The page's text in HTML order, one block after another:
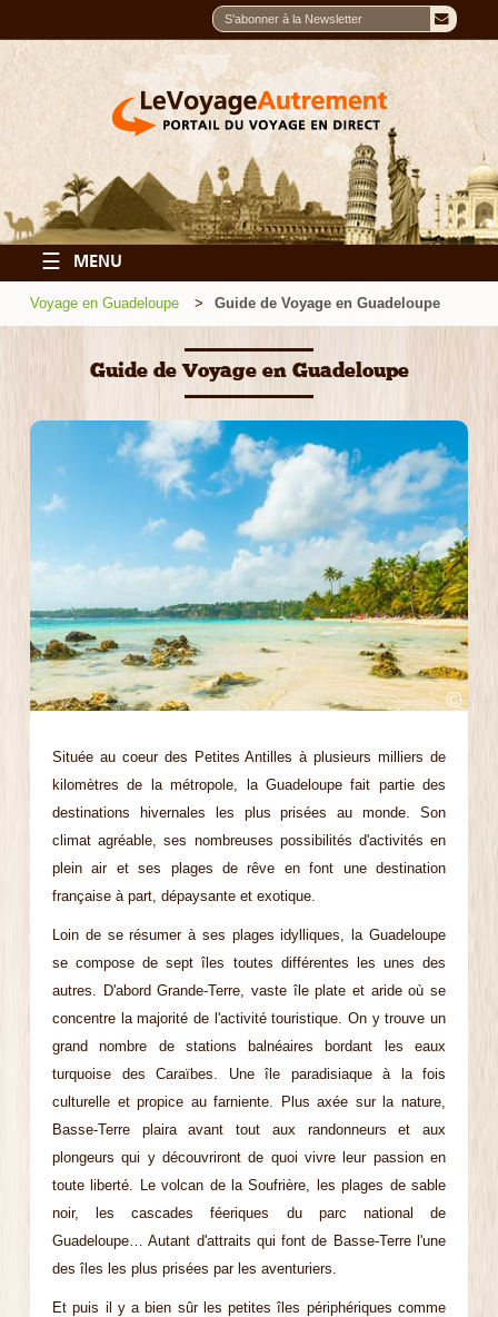
☰ MENU
Voyage en Guadeloupe Guide de Voyage en Guadeloupe
Guide de Voyage en Guadeloupe
©
Située au coeur des Petites Antilles à plusieurs milliers de
kilomètres de la métropole, la Guadeloupe fait partie des
destinations hivernales les plus prisées au monde. Son
climat agréable, ses nombreuses possibilités d'activités en
plein air et ses plages de rêve en font une destination
française à part, dépaysante et exotique.
Loin de se résumer à ses plages idylliques, la Guadeloupe
se compose de sept îles toutes différentes les unes des
autres. D'abord Grande-Terre, vaste île plate et aride où se
concentre la majorité de l'activité touristique. On y trouve un
grand nombre de stations balnéaires bordant les eaux
turquoise des Caraïbes. Une île paradisiaque à la fois
culturelle et propice au farniente. Plus axée sur la nature,
Basse-Terre plaira avant tout aux randonneurs et aux
plongeurs qui y découvriront de quoi vivre leur passion en
toute liberté. Le volcan de la Soufrière, les plages de sable
noir, les cascades féeriques du parc national de
Guadeloupe… Autant d'attraits qui font de Basse-Terre l'une
des îles les plus prisées par les aventuriers.
Et puis il y a bien sûr les petites îles périphériques comme